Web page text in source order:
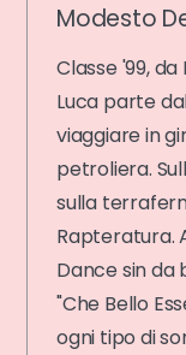
Modesto
Classe '99,
Luca parte
viaggiare in
petroliera.
sulla
Rapteratura.
Dance sin da
"Che Bello
ogni tipo di